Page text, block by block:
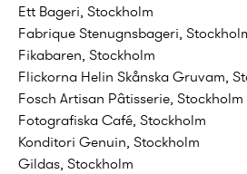
Ett Bageri, Stockholm
Fabrique Stenugnsbageri,
Fikabaren, Stockholm
Flickorna Helin Skånska Gruvam,
Fosch Artisan Pâtisserie, Stockholm
Fotografiska Café, Stockholm
Konditori Genuin, Stockholm
Gildas, Stockholm